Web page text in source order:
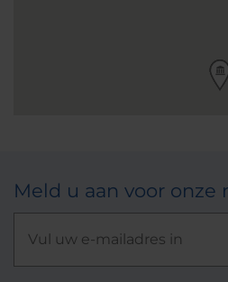
Meld u aan voor onze